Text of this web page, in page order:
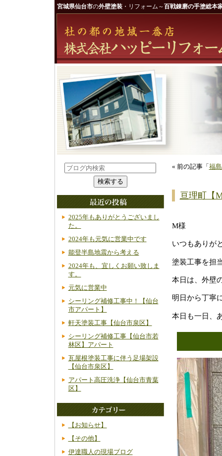
宮城県仙台市の外壁塗装 ・リフォーム～百戦錬磨の手塗総本
« 前の記事「 福
亘理町【
M様
いつもありが
塗装工事を担
本日は、外壁
明日から丁寧
本日も一日、
2025年もありがとうございまし
た。
2024年も元気に営業中です
能登半島地震から考える
2024年も、宜しくお願い致しま
す。
元気に営業中
シーリング補修工事中！【仙台
市アパート】
軒天塗装工事【仙台市泉区】
シーリング補修工事【仙台市若
林区】アパート
瓦屋根塗装工事に伴う足場架設
【仙台市泉区】
アパート高圧洗浄【仙台市青葉
区】
【お知らせ】
【その他】
伊達職人の現場ブログ